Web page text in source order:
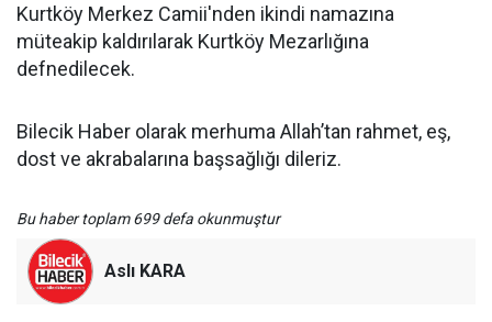
Kurtköy Merkez Camii'nden ikindi namazına
müteakip kaldırılarak Kurtköy Mezarlığına
defnedilecek.
Bilecik Haber olarak merhuma Allah’tan rahmet, eş,
dost ve akrabalarına başsağlığı dileriz.
Bu haber toplam 699 defa okunmuştur
Aslı KARA